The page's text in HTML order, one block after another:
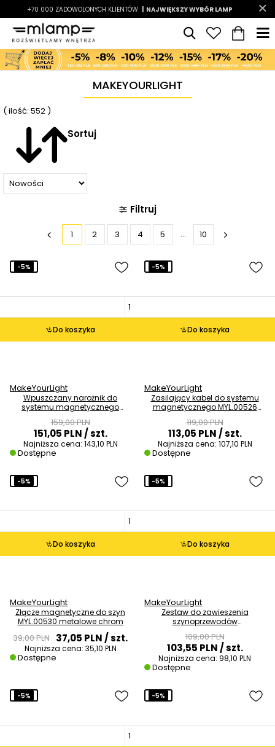
-7% LATO7 | NAJWIĘKSZY WYBÓR LAMP
DOSTAWA OD 0 ZŁ*|RABATY W KOSZYKU|ZWROTY DO 14 DNI
MAKEYOURLIGHT
( ilość: 552 )
Sortuj
Filtruj
1 2 3 4 5 ... 10
Do koszyka
-5%
MakeYourLight
Wpuszczany narożnik do
systemu magnetycznego
159,00 PLN
151,05 PLN/ szt.
Najniższa cena: 143,10 PLN
Dostępne
Do koszyka
-5%
MakeYourLight
Zasilający kabel do systemu
magnetycznego MYL.00526
119,00 PLN
113,05 PLN/ szt.
Najniższa cena: 107,10 PLN
Dostępne
Do koszyka
-5%
MakeYourLight
Złącze magnetyczne do szyn
MYL.00530 metalowe chrom
39,00 PLN 37,05 PLN/ szt.
Najniższa cena: 35,10 PLN
Dostępne
Do koszyka
-5%
MakeYourLight
Zestaw do zawieszenia
szynoprzewodów
czarny
109,00 PLN
103,55 PLN/ szt.
Najniższa cena: 98,10 PLN
Dostępne
-5% -5%